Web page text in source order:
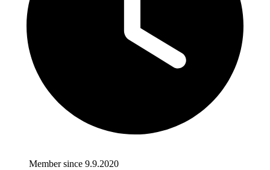
Member since 9.9.2020